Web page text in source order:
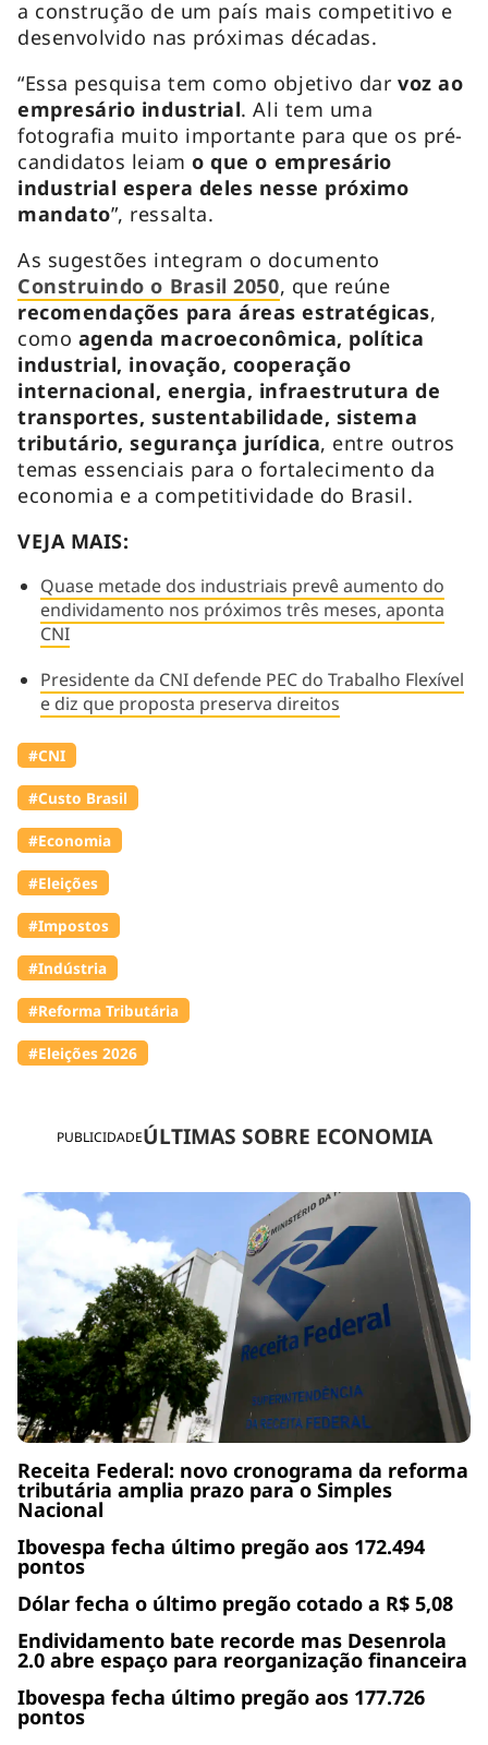
PUBLICIDADEÚLTIMAS SOBRE ECONOMIA
Receita Federal: novo cronograma da reforma
tributária amplia prazo para o Simples
Nacional
Ibovespa fecha último pregão aos 172.494
pontos
Dólar fecha o último pregão cotado a R$ 5,08
Endividamento bate recorde mas Desenrola
2.0 abre espaço para reorganização financeira
Ibovespa fecha último pregão aos 177.726
pontos
a construção de um país mais competitivo e
desenvolvido nas próximas décadas.
“Essa pesquisa tem como objetivo dar voz ao
empresário industrial. Ali tem uma
fotografia muito importante para que os pré-
candidatos leiamo que o empresário
industrial espera deles nesse próximo
mandato”, ressalta.
As sugestões integram o documento
Construindo o Brasil 2050, que reúne
recomendações para áreas estratégicas,
como agenda macroeconômica, política
industrial, inovação, cooperação
internacional, energia, infraestrutura de
transportes, sustentabilidade, sistema
tributário, segurança jurídica, entre outros
temas essenciais para o fortalecimento da
economia e a competitividade do Brasil.
VEJA MAIS:
Quase metade dos industriais prevê aumento do
endividamento nos próximos três meses, aponta
CNI
Presidente da CNI defende PEC do Trabalho Flexível
e diz que proposta preserva direitos
#CNI
#Custo Brasil
#Economia
#Eleições
#Impostos
#Indústria
#Reforma Tributária
#Eleições 2026